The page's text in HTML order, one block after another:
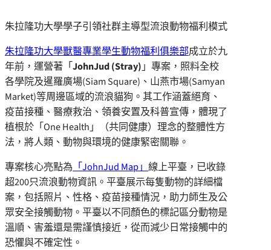
朱拉隆功大學學子引領社群主導型流浪動物福利模式
朱拉隆功大學獸醫專業學生動物福利俱樂部成立於九
年前，運營著「JohnJud (Stray) 」專案，照料全校
各學院及暹羅廣場(Siam Square)、山燕市場(Samyan
Market)等周邊區域的流浪貓狗。其工作涵蓋絕育、
疫苗接種、醫療救治、領養安置及科普宣傳，體現了
植根於「One Health」（共同健康）理念的整體性方
法，將人類、動物與環境的健康緊密關聯。
專案核心亮點為 「JohnJud Map」 線上平臺，已收錄
超200只流浪動物資訊。平臺展示每隻動物的詳細檔
案，包括照片、性格、疫苗接種情況，助力師生及公
眾安全接觸動物。平臺以不同顏色的標記區分動物是
溫順、害羞還是需謹慎接近，從而減少日常接觸中的
恐懼與不確定性。